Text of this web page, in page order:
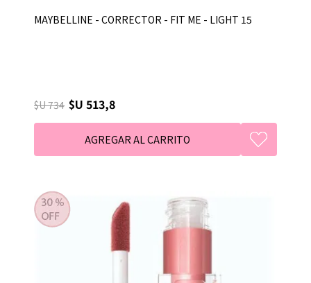
MAYBELLINE - CORRECTOR - FIT ME - LIGHT 15
$U 734 $U 513,8